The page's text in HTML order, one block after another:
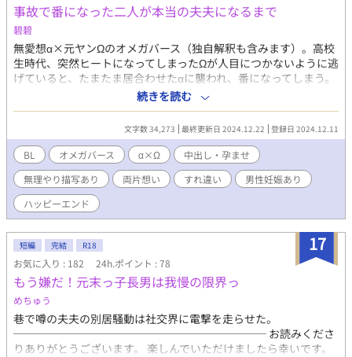
事故で番になった二人が本当の夫夫になるまで
碧碧
無愛想α×元ヤンΩのオメガバース（独自解釈も含みます）。高校
生時代、突然ヒートになってしまったΩが人目につかないように逃
げていると、たまたま居合わせたαに襲われ、番になってしまう。
アフターピルで妊娠は避けられたものの、αは責任を取ると言い、
高校卒業を待って結婚することになった。結婚して五年、最低限
の会話しかしない二人はまるで仮面夫夫だ。そんな二人が互いの
気持ちを確認し、本当の番となるまでのお話です。両片想い。 予
告なくR18シーンがありますので、ご注意ください。 （R18シーン
内容） 無理矢理（少）、オナニー、アナニー、嬉ション、中出
し、亀頭球ありの長時間射精、結腸姦、男性妊娠、飲精など。
続きを読む
文字数 34,273 最終更新日 2024.12.22 登録日 2024.12.11
BL オメガバース α×Ω
中出し・孕ませ
無理やり描写あり
両片想い すれ違い
男性妊娠あり
ハッピーエンド
17
短編 完結 R18
お気に入り : 182 24h.ポイント : 78
もう嫌だ！元末っ子長男は我慢の限界っ
めちゅう
巷で噂の夫夫の別居騒動は社交界に電撃を走らせた。
─────────────────────── お読みくださ
りありがとうございます。 楽しんでいただけましたら幸いです。